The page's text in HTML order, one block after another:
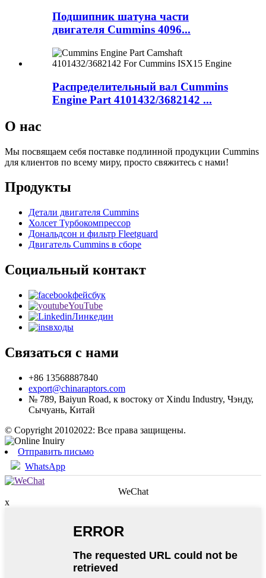
Подшипник шатуна части
двигателя Cummins 4096...
Распределительный вал Cummins
Engine Part 4101432/3682142 ...
О нас
Мы посвящаем себя поставке подлинной продукции Cummins
для клиентов по всему миру, просто свяжитесь с нами!
Продукты
Детали двигателя Cummins
Холсет Турбокомпрессор
Дональдсон и фильтр Fleetguard
Двигатель Cummins в сборе
Социальный контакт
фейсбук
YouTube
Линкедин
входы
Связаться с нами
+86 13568887840
export@chinaraptors.com
№ 789, Baiyun Road, к востоку от Xindu Industry, Чэнду,
Сычуань, Китай
© Copyright 20102022: Все права защищены.
Отправить письмо
WhatsApp
WeChat
x